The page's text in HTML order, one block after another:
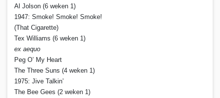
Al Jolson (6 weken 1)
1947: Smoke! Smoke! Smoke!
(That Cigarette)
Tex Williams (6 weken 1)
ex aequo
Peg O’ My Heart
The Three Suns (4 weken 1)
1975: Jive Talkin’
The Bee Gees (2 weken 1)